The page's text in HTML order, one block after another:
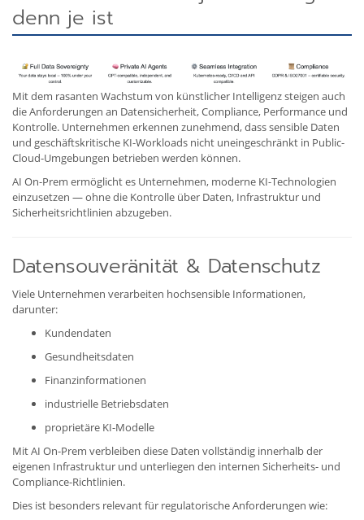
denn je ist
Mit dem rasanten Wachstum von künstlicher Intelligenz steigen auch
die Anforderungen an Datensicherheit, Compliance, Performance und
Kontrolle. Unternehmen erkennen zunehmend, dass sensible Daten
und geschäftskritische KI-Workloads nicht uneingeschränkt in Public-
Cloud-Umgebungen betrieben werden können.
AI On-Prem ermöglicht es Unternehmen, moderne KI-Technologien
einzusetzen — ohne die Kontrolle über Daten, Infrastruktur und
Sicherheitsrichtlinien abzugeben.
Datensouveränität & Datenschutz
Viele Unternehmen verarbeiten hochsensible Informationen,
darunter:
Kundendaten
Gesundheitsdaten
Finanzinformationen
industrielle Betriebsdaten
proprietäre KI-Modelle
Mit AI On-Prem verbleiben diese Daten vollständig innerhalb der
eigenen Infrastruktur und unterliegen den internen Sicherheits- und
Compliance-Richtlinien.
Dies ist besonders relevant für regulatorische Anforderungen wie: